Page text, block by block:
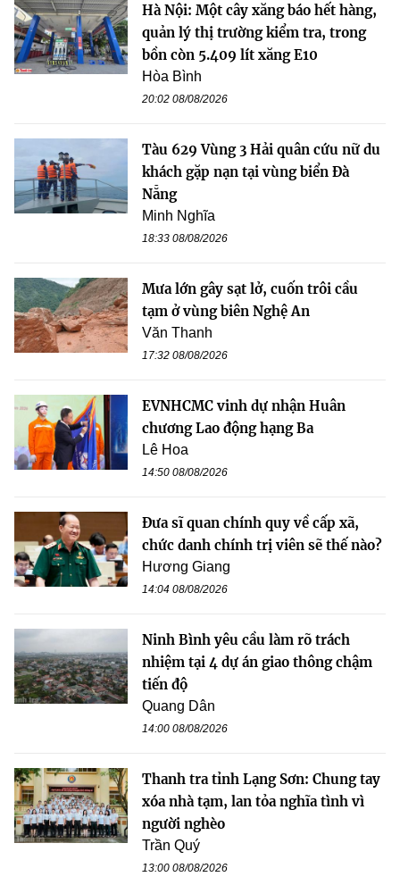
Hà Nội: Một cây xăng báo hết hàng,
quản lý thị trường kiểm tra, trong
bồn còn 5.409 lít xăng E10
Hòa Bình
20:02 08/08/2026
Tàu 629 Vùng 3 Hải quân cứu nữ du
khách gặp nạn tại vùng biển Đà
Nẵng
Minh Nghĩa
18:33 08/08/2026
Mưa lớn gây sạt lở, cuốn trôi cầu
tạm ở vùng biên Nghệ An
Văn Thanh
17:32 08/08/2026
EVNHCMC vinh dự nhận Huân
chương Lao động hạng Ba
Lê Hoa
14:50 08/08/2026
Đưa sĩ quan chính quy về cấp xã,
chức danh chính trị viên sẽ thế nào?
Hương Giang
14:04 08/08/2026
Ninh Bình yêu cầu làm rõ trách
nhiệm tại 4 dự án giao thông chậm
tiến độ
Quang Dân
14:00 08/08/2026
Thanh tra tỉnh Lạng Sơn: Chung tay
xóa nhà tạm, lan tỏa nghĩa tình vì
người nghèo
Trần Quý
13:00 08/08/2026